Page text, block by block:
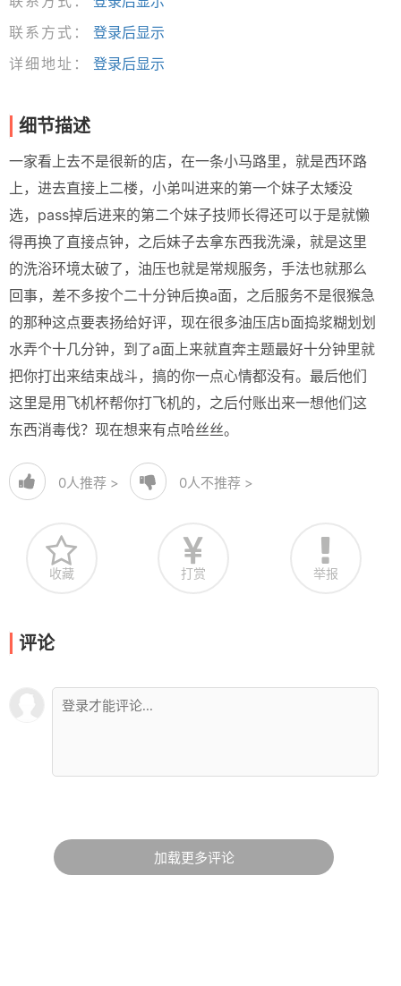
联系方式：
登录后显示
详细地址：
登录后显示
细节描述
一家看上去不是很新的店，在一条小马路里，就是西环路
上，进去直接上二楼，小弟叫进来的第一个妹子太矮没
选，pass掉后进来的第二个妹子技师长得还可以于是就懒
得再换了直接点钟，之后妹子去拿东西我洗澡，就是这里
的洗浴环境太破了，油压也就是常规服务，手法也就那么
回事，差不多按个二十分钟后换a面，之后服务不是很猴急
的那种这点要表扬给好评，现在很多油压店b面捣浆糊划划
水弄个十几分钟，到了a面上来就直奔主题最好十分钟里就
把你打出来结束战斗，搞的你一点心情都没有。最后他们
这里是用飞机杯帮你打飞机的，之后付账出来一想他们这
东西消毒伐？现在想来有点哈丝丝。
0人推荐 > 0人不推荐 >
收藏 打赏 举报
评论
加载更多评论